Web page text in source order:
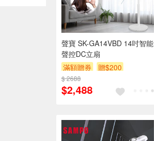
聲寶 SK-GA14VBD 14吋智能
聲控DC立扇
滿額贈券
贈$200
$ 2688
$2,488